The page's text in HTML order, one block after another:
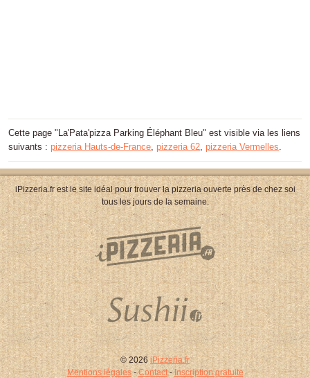
Cette page "La'Pata'pizza Parking Éléphant Bleu" est visible via les liens
suivants : pizzeria Hauts-de-France, pizzeria 62, pizzeria Vermelles.
iPizzeria.fr est le site idéal pour trouver la pizzeria ouverte près de chez soi
tous les jours de la semaine.
© 2026 iPizzeria.fr
Mentions légales-Contact-Inscription gratuite